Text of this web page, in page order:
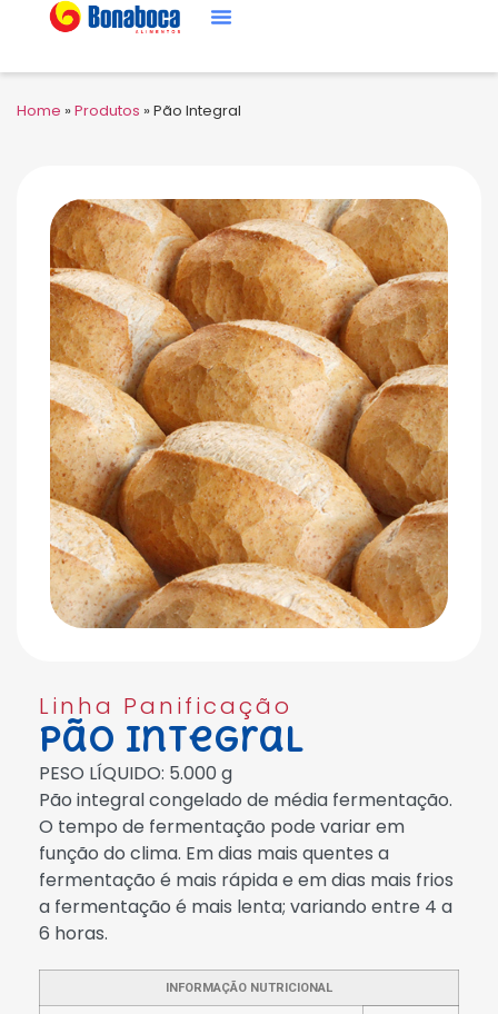
Home »Produtos »Pão Integral
Linha Panificação
Pão Integral
PESO LÍQUIDO: 5.000 g
Pão integral congelado de média fermentação.
O tempo de fermentação pode variar em
função do clima. Em dias mais quentes a
fermentação é mais rápida e em dias mais frios
a fermentação é mais lenta; variando entre 4 a
6 horas.
INFORMAÇÃO NUTRICIONAL